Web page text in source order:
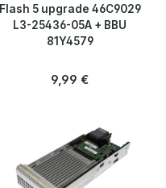
Flash 5 upgrade 46C9029
L3-25436-05A + BBU
81Y4579
Regulärer Preis:
9,99 €